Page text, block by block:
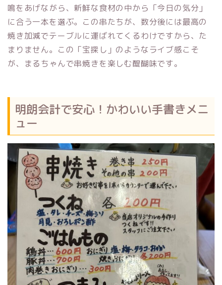
鳴をあげながら、新鮮な食材の中から「今日の気分」
に合う一本を選ぶ。この串たちが、数分後には最高の
焼き加減でテーブルに運ばれてくるわけですから、た
まりません。この「宝探し」のようなライブ感こそ
が、まるちゃんで串焼きを楽しむ醍醐味です。
明朗会計で安心！かわいい手書きメニ
ュー